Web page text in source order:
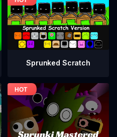
Sprunked Scratch